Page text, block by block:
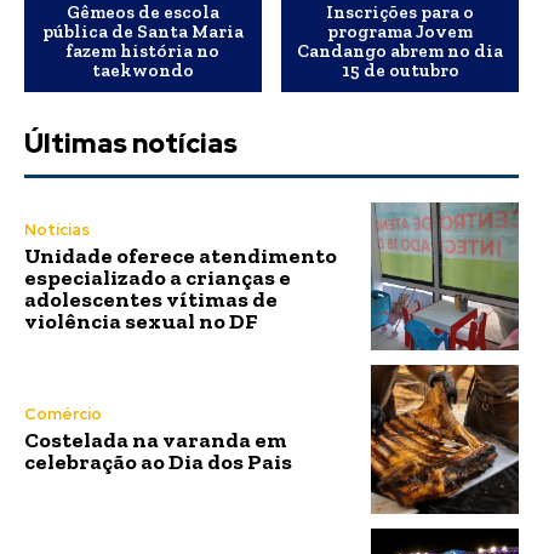
Gêmeos de escola
pública de Santa Maria
fazem história no
taekwondo
Inscrições para o
programa Jovem
Candango abrem no dia
15 de outubro
Últimas notícias
Notícias
Unidade oferece atendimento
especializado a crianças e
adolescentes vítimas de
violência sexual no DF
Comércio
Costelada na varanda em
celebração ao Dia dos Pais